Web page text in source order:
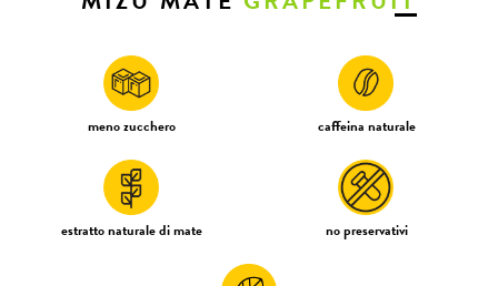
meno zucchero caffeina naturale
estratto naturale di mate no preservativi